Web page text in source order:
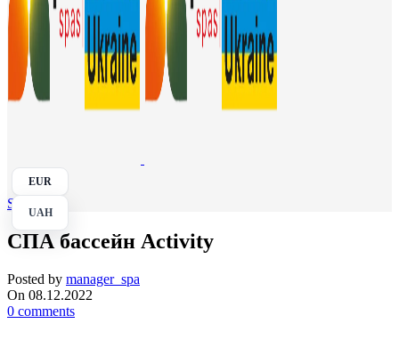
EUR
UAH
Search
СПА бассейн Activity
Posted by manager_spa
On 08.12.2022
0 comments